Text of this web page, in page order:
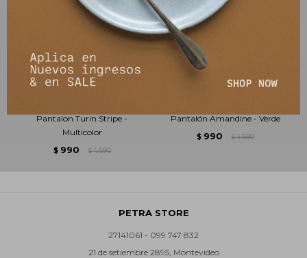
Pantalon Turin Stripe -
Multicolor
$ 990 $ 4.690
Pantalón Amandine - Verde
$ 990 $ 4.590
PETRA STORE
27141061 - 099 747 832
21 de setiembre 2895, Montevideo